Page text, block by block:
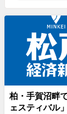
柏・手賀沼畔
ェスティバル